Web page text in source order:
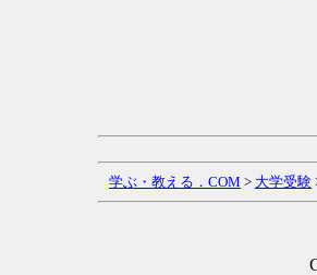
学ぶ・教える．COM > 大学受験